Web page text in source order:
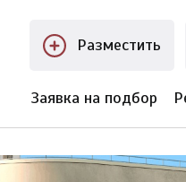
Разместить
Заявка на подбор